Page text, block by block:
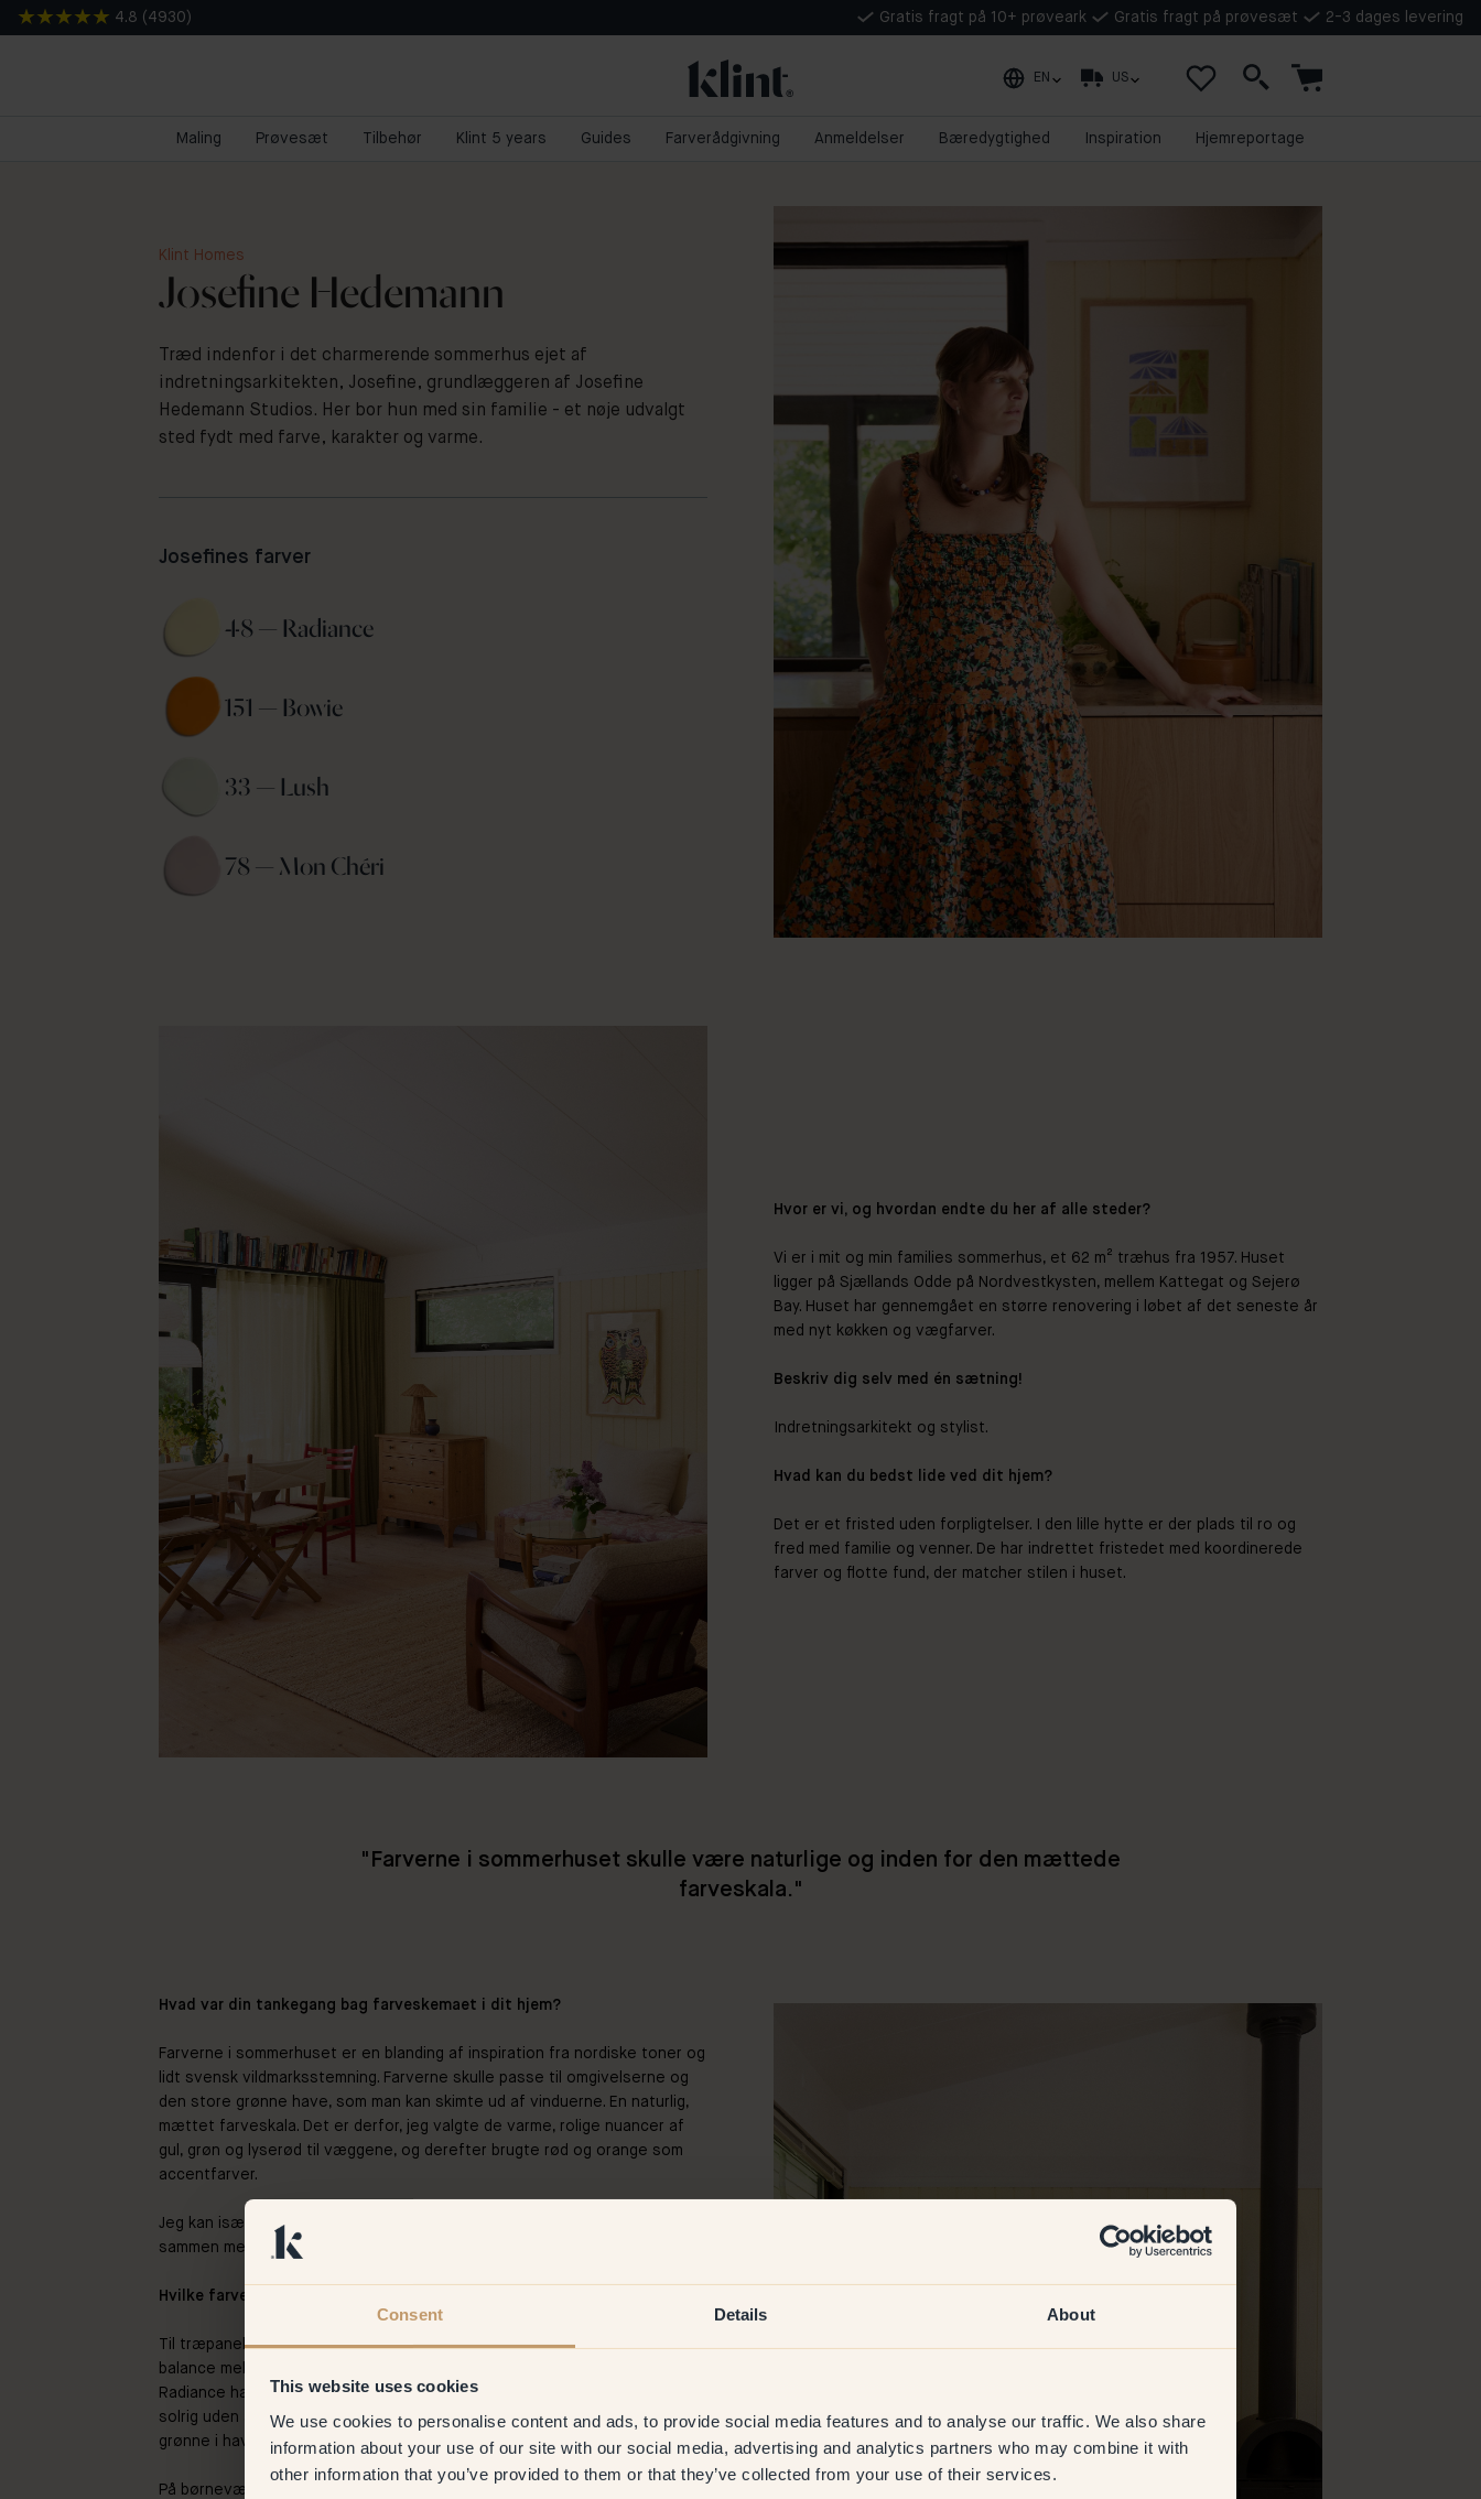
Consent Details About
This website uses cookies
We use cookies to personalise content and ads, to provide social media features and to analyse our traffic. We also share
information about your use of our site with our social media, advertising and analytics partners who may combine it with
other information that you’ve provided to them or that they’ve collected from your use of their services.
4.8 ( 4930 ) Gratis fragt på 10+ prøveark Gratis fragt på prøvesæt 2-3 dages levering
EN US
Maling Prøvesæt Tilbehør Klint 5 years Guides Farverådgivning Anmeldelser Bæredygtighed Inspiration Hjemreportage
Klint Homes
Josefine Hedemann
Træd indenfor i det charmerende sommerhus ejet af
indretningsarkitekten, Josefine, grundlæggeren af Josefine
Hedemann Studios. Her bor hun med sin familie - et nøje udvalgt
sted fydt med farve, karakter og varme.
Josefines farver
48 — Radiance
151 — Bowie
33 — Lush
78 — Mon Chéri
Hvor er vi, og hvordan endte du her af alle steder?
Vi er i mit og min families sommerhus, et 62 m² træhus fra 1957. Huset
ligger på Sjællands Odde på Nordvestkysten, mellem Kattegat og Sejerø
Bay. Huset har gennemgået en større renovering i løbet af det seneste år
med nyt køkken og vægfarver.
Beskriv dig selv med én sætning!
Indretningsarkitekt og stylist.
Hvad kan du bedst lide ved dit hjem?
Det er et fristed uden forpligtelser. I den lille hytte er der plads til ro og
fred med familie og venner. De har indrettet fristedet med koordinerede
farver og flotte fund, der matcher stilen i huset.
"Farverne i sommerhuset skulle være naturlige og inden for den mættede
farveskala."
Hvad var din tankegang bag farveskemaet i dit hjem?
Farverne i sommerhuset er en blanding af inspiration fra nordiske toner og
lidt svensk vildmarksstemning. Farverne skulle passe til omgivelserne og
den store grønne have, som man kan skimte ud af vinduerne. En naturlig,
mættet farveskala. Det er derfor, jeg valgte de varme, rolige nuancer af
gul, grøn og lyserød til væggene, og derefter brugte rød og orange som
accentfarver.
Jeg kan især godt lide kombinationen af den gule væg i stuen / køkkenet
sammen med rød og
Hvilke farver valgte du, og hvad tiltrak dig til lige præcis dem?
Til træpanelerne landede vi på 48 – Radiance, som har den perfekte
balance mellem en lys og varm gul. Jeg testede mange gule nuancer, men
Radiance havde den klarhed, jeg var på udkig efter. Den føles blød og
solrig uden at være for meget, og den fungerer smukt med både det
grønne i haven og vores nye køkken i eg og natursten.
På børneværelset brugte vi 151 – Bowie, en lys orange. Den giver en